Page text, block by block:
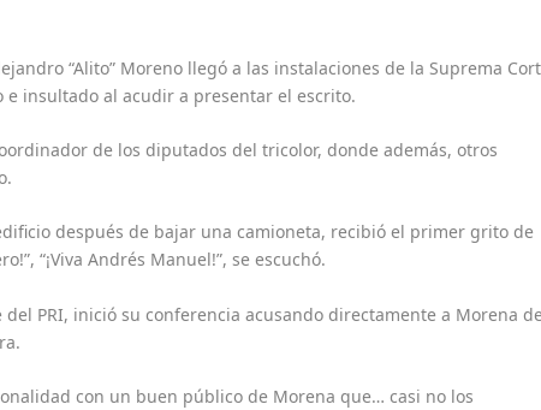
“Alito” Moreno llegó a las instalaciones de la Suprema
e insultado al acudir a presentar el escrito.
de los diputados del tricolor, donde además, otros
después de bajar una camioneta, recibió el primer grito de
“¡Viva Andrés Manuel!”, se escuchó.
PRI, inició su conferencia acusando directamente a Morena de
con un buen público de Morena que… casi no los